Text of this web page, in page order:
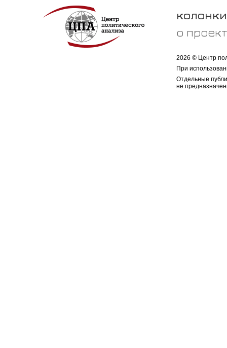
колонки
о
2026 © Центр
При
Отдельные
не